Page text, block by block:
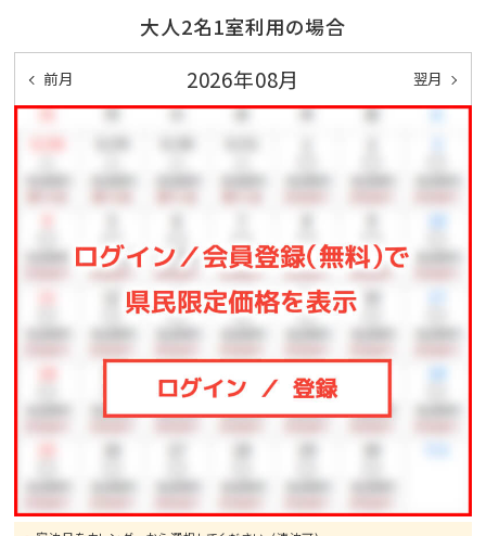
予約は不要です。空いている時に何度でもご自由にどう
ぞ。
＜大浴場・貸切風呂営業時間＞
15：00～25：00、翌朝5：00～10：00
大人2名1室利用の場合
前月 2026年08月 翌月